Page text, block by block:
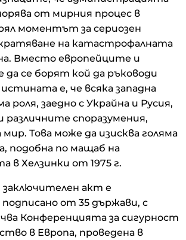
от мирния процес в
моментът за сериозен
на катастрофалната
Вместо европейците и
се борят кой да ръководи
е, че всяка западна
роля, заедно с Украйна и Русия,
различните споразумения,
Това може да изисква голяма
подобна по мащаб на
в Хелзинки от 1975 г.
заключителен акт е
подписано от 35 държави, с
Конференцията за сигурност
в Европа, проведена в